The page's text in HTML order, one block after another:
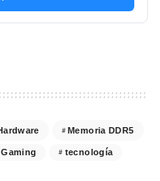
Memoria DDR5
Gaming tecnología